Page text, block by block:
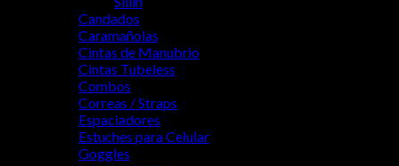
Candados
Caramañolas
Cintas de Manubrio
Cintas Tubeless
Combos
Correas / Straps
Espaciadores
Estuches para Celular
Goggles